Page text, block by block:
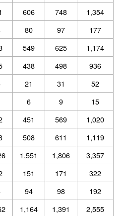
606 748
1,354
80 97
177
549 625
1,174
438 498
936
21 31
52
6 9
15
451 569
1,020
508 611
1,119
1,551 1,806
3,357
151 171
322
94 98
192
1,164 1,391
2,555